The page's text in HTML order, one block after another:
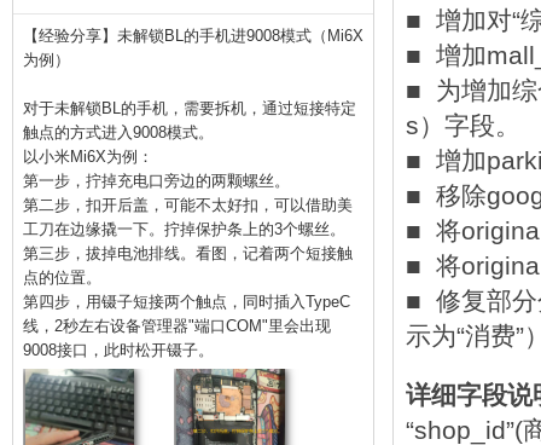
【经验分享】未解锁BL的手机进9008模式（Mi6X
为例）
对于未解锁BL的手机，需要拆机，通过短接特定
触点的方式进入9008模式。
以小米Mi6X为例：
第一步，拧掉充电口旁边的两颗螺丝。
第二步，扣开后盖，可能不太好扣，可以借助美
工刀在边缘撬一下。拧掉保护条上的3个螺丝。
第三步，拔掉电池排线。看图，记着两个短接触
点的位置。
第四步，用镊子短接两个触点，同时插入TypeC
线，2秒左右设备管理器"端口COM"里会出现
9008接口，此时松开镊子。
■ 增加对“
■ 增加
■ 为增加综
s）字段。
■ 增加
■ 移除
■ 将
■ 将
■ 修复部分
示为“消费”
详细字段说
“shop_id”(